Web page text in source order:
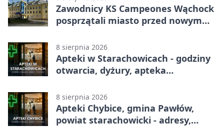
Zawodnicy KS Campeones Wąchock
posprzątali miasto przed nowym
8 sierpnia 2026
Apteki w Starachowicach - godziny
otwarcia, dyżury, apteka
8 sierpnia 2026
Apteki Chybice, gmina Pawłów,
powiat starachowicki - adresy,